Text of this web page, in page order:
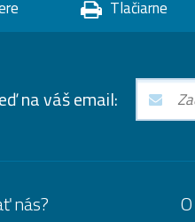
Tlačiarne
na váš email:
nás?